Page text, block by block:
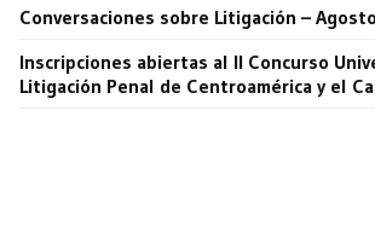
Conversaciones sobre Litigación – Agosto
Inscripciones abiertas al II Concurso
Litigación Penal de Centroamérica y el